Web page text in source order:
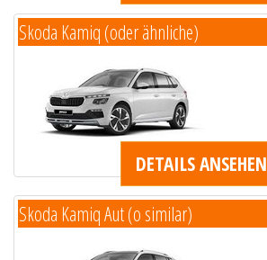
Skoda Kamiq (oder ähnliche)
DETAILS ANSEHEN
Skoda Kamiq Aut (o similar)